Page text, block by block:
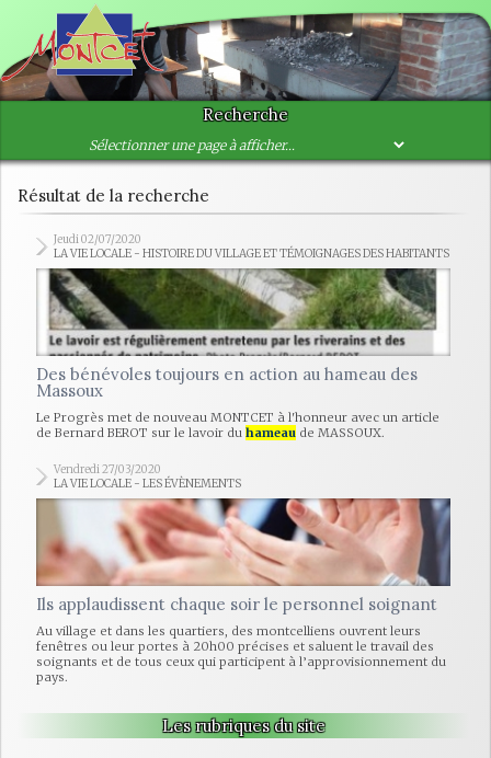
Recherche
Résultat de la recherche
Jeudi 02/07/2020
LA VIE LOCALE - HISTOIRE DU VILLAGE ET TÉMOIGNAGES DES HABITANTS
Des bénévoles toujours en action au hameau des
Massoux
Le Progrès met de nouveau MONTCET à l'honneur avec un article
de Bernard BEROT sur le lavoir du hameau de MASSOUX.
Vendredi 27/03/2020
LA VIE LOCALE - LES ÉVÈNEMENTS
Ils applaudissent chaque soir le personnel soignant
Au village et dans les quartiers, des montcelliens ouvrent leurs
fenêtres ou leur portes à 20h00 précises et saluent le travail des
soignants et de tous ceux qui participent à l’approvisionnement du
pays.
Les rubriques du site